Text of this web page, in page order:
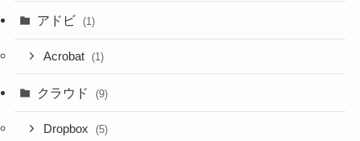
アドビ (1)
Acrobat (1)
クラウド (9)
Dropbox (5)